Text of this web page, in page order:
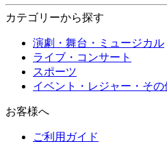
カテゴリーから探す
演劇・舞台・ミュージカル
ライブ・コンサート
スポーツ
イベント・レジャー・その
お客様へ
ご利用ガイド